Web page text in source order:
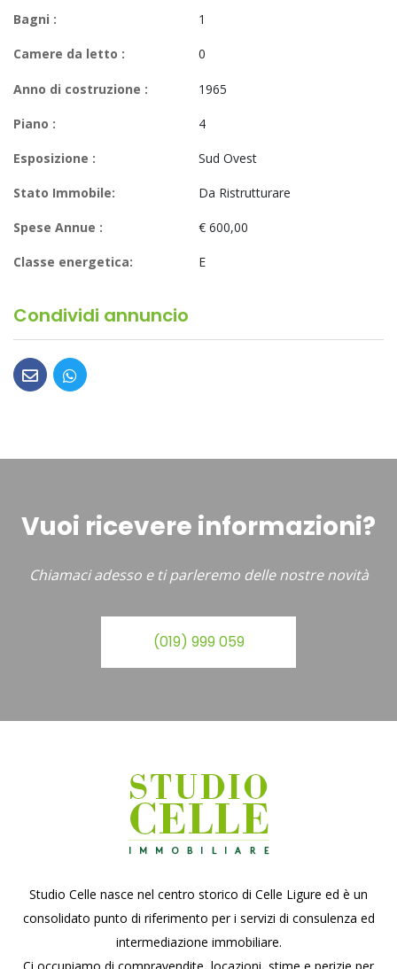
Bagni : 1
Camere da letto : 0
Anno di costruzione : 1965
Piano : 4
Esposizione : Sud Ovest
Stato Immobile: Da Ristrutturare
Spese Annue : € 600,00
Classe energetica: E
Condividi annuncio
Vuoi ricevere informazioni?
Chiamaci adesso e ti parleremo delle nostre novità
(019) 999 059
Studio Celle nasce nel centro storico di Celle Ligure ed è un
consolidato punto di riferimento per i servizi di consulenza ed
intermediazione immobiliare.